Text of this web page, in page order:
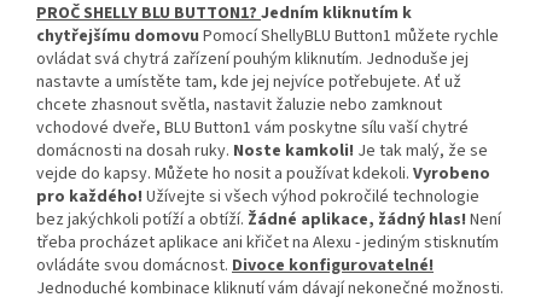
PROČ SHELLY BLU BUTTON1?Jedním kliknutím k
chytřejšímu domovu Pomocí ShellyBLU Button1 můžete rychle
ovládat svá chytrá zařízení pouhým kliknutím. Jednoduše jej
nastavte a umístěte tam, kde jej nejvíce potřebujete. Ať už
chcete zhasnout světla, nastavit žaluzie nebo zamknout
vchodové dveře, BLU Button1 vám poskytne sílu vaší chytré
domácnosti na dosah ruky. Noste kamkoli! Je tak malý, že se
vejde do kapsy. Můžete ho nosit a používat kdekoli. Vyrobeno
pro každého! Užívejte si všech výhod pokročilé technologie
bez jakýchkoli potíží a obtíží. Žádné aplikace, žádný hlas! Není
třeba procházet aplikace ani křičet na Alexu - jediným stisknutím
ovládáte svou domácnost. Divoce konfigurovatelné!
Jednoduché kombinace kliknutí vám dávají nekonečné možnosti.